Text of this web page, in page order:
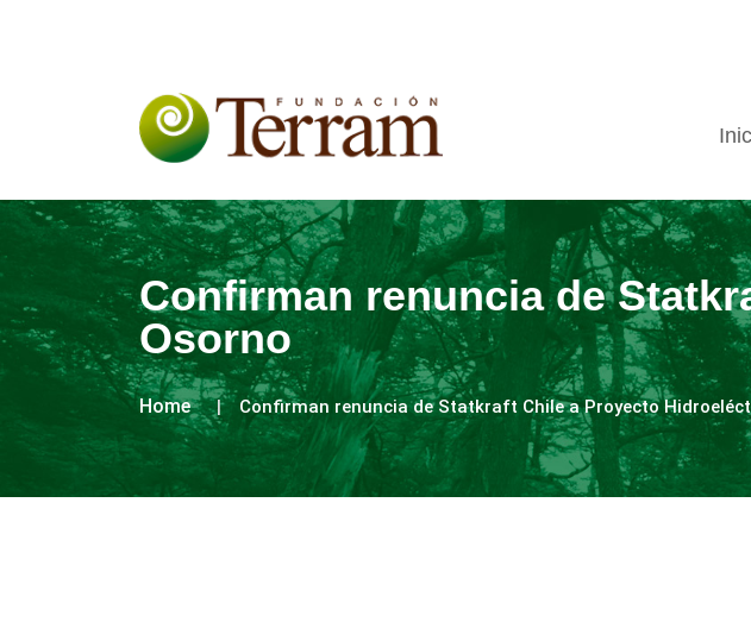
Confirman renuncia de
Osorno
Home Confirman renuncia de Statkraft Chile a Proyecto